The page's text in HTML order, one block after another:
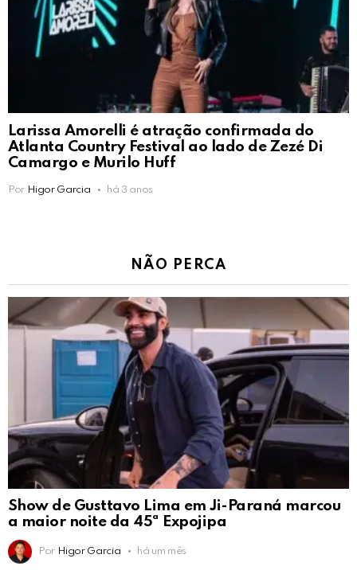
Larissa Amorelli é atração confirmada do
Atlanta Country Festival ao lado de Zezé Di
Camargo e Murilo Huff
Por Higor Garcia há 3 anos
NÃO PERCA
Show de Gusttavo Lima em Ji-Paraná marcou
a maior noite da 45ª Expojipa
Por Higor Garcia há um mês